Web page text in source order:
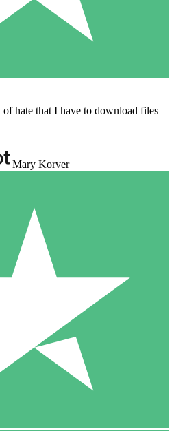
hate that I have to download files
Mary Korver